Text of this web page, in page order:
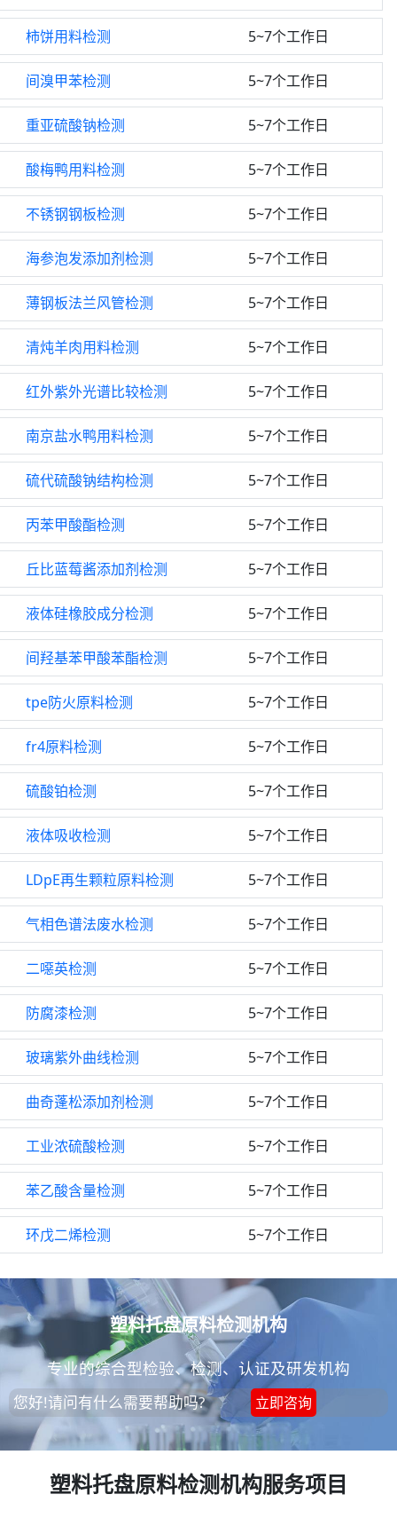
柿饼用料检测 5~7个工作日
间溴甲苯检测 5~7个工作日
重亚硫酸钠检测 5~7个工作日
酸梅鸭用料检测 5~7个工作日
不锈钢钢板检测 5~7个工作日
海参泡发添加剂检测 5~7个工作日
薄钢板法兰风管检测 5~7个工作日
清炖羊肉用料检测 5~7个工作日
红外紫外光谱比较检测 5~7个工作日
南京盐水鸭用料检测 5~7个工作日
硫代硫酸钠结构检测 5~7个工作日
丙苯甲酸酯检测 5~7个工作日
丘比蓝莓酱添加剂检测 5~7个工作日
液体硅橡胶成分检测 5~7个工作日
间羟基苯甲酸苯酯检测 5~7个工作日
tpe防火原料检测 5~7个工作日
fr4原料检测 5~7个工作日
硫酸铂检测 5~7个工作日
液体吸收检测 5~7个工作日
LDpE再生颗粒原料检测 5~7个工作日
气相色谱法废水检测 5~7个工作日
二噁英检测 5~7个工作日
防腐漆检测 5~7个工作日
玻璃紫外曲线检测 5~7个工作日
曲奇蓬松添加剂检测 5~7个工作日
工业浓硫酸检测 5~7个工作日
苯乙酸含量检测 5~7个工作日
环戊二烯检测 5~7个工作日
塑料托盘原料检测机构
专业的综合型检验、检测、认证及研发机构
您好!请问有什么需要帮助吗? 立即咨询
塑料托盘原料检测机构服务项目